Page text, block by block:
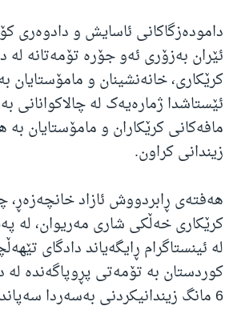
دامودەزگاکانی ئاسایش و دادوەری
ئێران بەزۆری ئەو جۆرە تۆمەتانە لە
کرێکاری، خانەنشینان و مامۆستایان
ئێستاشدا ژمارەیەک لە چالاکوانانی
مافەکانی کرێکاران و مامۆستایان
زیندانی کراون.
هەفتەی ڕابردووش ئازاد خانچەزەڕ،
کرێکاری خەڵکی شاری مەریوان، لە
لە ئینستاگرام ڕایگەیاند دادگای
کوردستان بە تۆمەتی پڕوپاگەندە
6 مانگ زیندانیکردنی بەسەردا سەپاندووە.